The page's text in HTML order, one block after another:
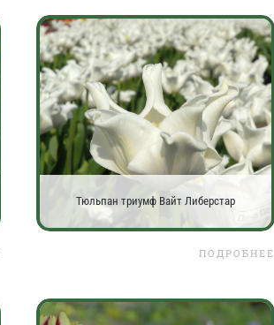
Тюльпан триумф Вайт Либерстар
ПОДРОБНЕЕ